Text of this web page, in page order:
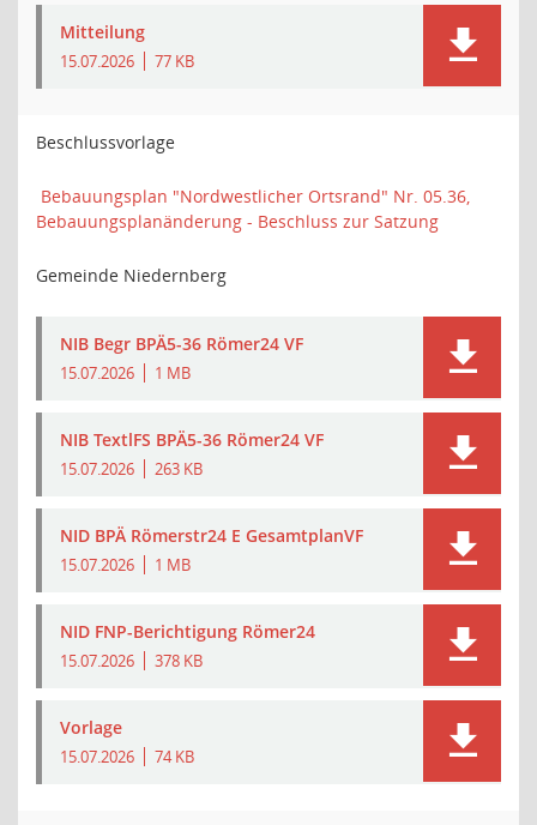
Mitteilung
15.07.2026 77 KB
Beschlussvorlage
Bebauungsplan "Nordwestlicher Ortsrand" Nr. 05.36,
Bebauungsplanänderung - Beschluss zur Satzung
Gemeinde Niedernberg
NIB Begr BPÄ5-36 Römer24 VF
15.07.2026 1 MB
NIB TextlFS BPÄ5-36 Römer24 VF
15.07.2026 263 KB
NID BPÄ Römerstr24 E GesamtplanVF
15.07.2026 1 MB
NID FNP-Berichtigung Römer24
15.07.2026 378 KB
Vorlage
15.07.2026 74 KB